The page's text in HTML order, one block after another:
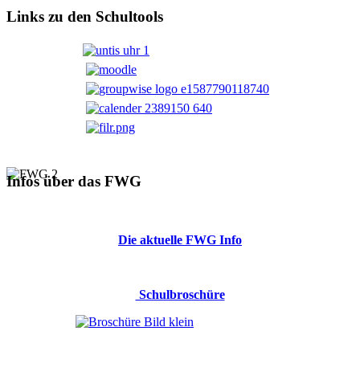
Links zu den Schultools
Infos über das FWG
Die aktuelle FWG Info
Schulbroschüre